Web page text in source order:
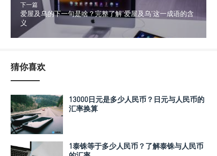
下一篇
爱屋及乌的下一句是啥？完整了解‘爱屋及乌’这一成语的含
义
猜你喜欢
13000日元是多少人民币？日元与人民币的
汇率换算
1泰铢等于多少人民币？了解泰铢与人民币